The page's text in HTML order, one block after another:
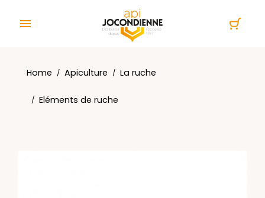

Home Apiculture La ruche
Eléments de ruche